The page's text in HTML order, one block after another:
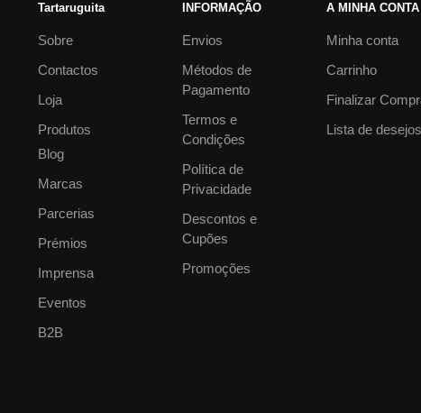
Tartaruguita
Sobre
Contactos
Loja
Produtos
Blog
Marcas
Parcerias
Prémios
Imprensa
Eventos
B2B
INFORMAÇÃO
Envios
Métodos de
Pagamento
Termos e
Condições
Política de
Privacidade
Descontos e
Cupões
Promoções
A MINHA CONTA
Minha conta
Carrinho
Finalizar
Lista de desejos